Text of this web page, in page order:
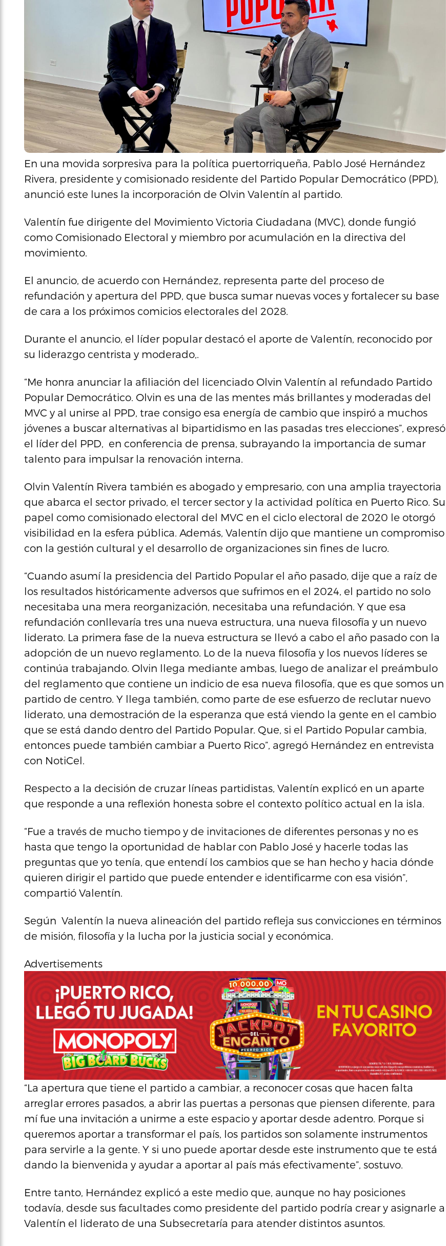
En una movida sorpresiva para la política puertorriqueña, Pablo José Hernández
Rivera, presidente y comisionado residente del Partido Popular Democrático (PPD),
anunció este lunes la incorporación de Olvin Valentín al partido.
Valentín fue dirigente del Movimiento Victoria Ciudadana (MVC), donde fungió
como Comisionado Electoral y miembro por acumulación en la directiva del
movimiento.
El anuncio, de acuerdo con Hernández, representa parte del proceso de
refundación y apertura del PPD, que busca sumar nuevas voces y fortalecer su base
de cara a los próximos comicios electorales del 2028.
Durante el anuncio, el líder popular destacó el aporte de Valentín, reconocido por
su liderazgo centrista y moderado,.
“Me honra anunciar la afiliación del licenciado Olvin Valentín al refundado Partido
Popular Democrático. Olvin es una de las mentes más brillantes y moderadas del
MVC y al unirse al PPD, trae consigo esa energía de cambio que inspiró a muchos
jóvenes a buscar alternativas al bipartidismo en las pasadas tres elecciones”, expresó
el líder del PPD, en conferencia de prensa, subrayando la importancia de sumar
talento para impulsar la renovación interna.
Olvin Valentín Rivera también es abogado y empresario, con una amplia trayectoria
que abarca el sector privado, el tercer sector y la actividad política en Puerto Rico. Su
papel como comisionado electoral del MVC en el ciclo electoral de 2020 le otorgó
visibilidad en la esfera pública. Además, Valentín dijo que mantiene un compromiso
con la gestión cultural y el desarrollo de organizaciones sin fines de lucro.
“Cuando asumí la presidencia del Partido Popular el año pasado, dije que a raíz de
los resultados históricamente adversos que sufrimos en el 2024, el partido no solo
necesitaba una mera reorganización, necesitaba una refundación. Y que esa
refundación conllevaría tres una nueva estructura, una nueva filosofía y un nuevo
liderato. La primera fase de la nueva estructura se llevó a cabo el año pasado con la
adopción de un nuevo reglamento. Lo de la nueva filosofía y los nuevos líderes se
continúa trabajando. Olvin llega mediante ambas, luego de analizar el preámbulo
del reglamento que contiene un indicio de esa nueva filosofía, que es que somos un
partido de centro. Y llega también, como parte de ese esfuerzo de reclutar nuevo
liderato, una demostración de la esperanza que está viendo la gente en el cambio
que se está dando dentro del Partido Popular. Que, si el Partido Popular cambia,
entonces puede también cambiar a Puerto Rico”, agregó Hernández en entrevista
con NotiCel.
Respecto a la decisión de cruzar líneas partidistas, Valentín explicó en un aparte
que responde a una reflexión honesta sobre el contexto político actual en la isla.
“Fue a través de mucho tiempo y de invitaciones de diferentes personas y no es
hasta que tengo la oportunidad de hablar con Pablo José y hacerle todas las
preguntas que yo tenía, que entendí los cambios que se han hecho y hacia dónde
quieren dirigir el partido que puede entender e identificarme con esa visión”,
compartió Valentín.
Según Valentín la nueva alineación del partido refleja sus convicciones en términos
de misión, filosofía y la lucha por la justicia social y económica.
Advertisements
“La apertura que tiene el partido a cambiar, a reconocer cosas que hacen falta
arreglar errores pasados, a abrir las puertas a personas que piensen diferente, para
mí fue una invitación a unirme a este espacio y aportar desde adentro. Porque si
queremos aportar a transformar el país, los partidos son solamente instrumentos
para servirle a la gente. Y si uno puede aportar desde este instrumento que te está
dando la bienvenida y ayudar a aportar al país más efectivamente”, sostuvo.
Entre tanto, Hernández explicó a este medio que, aunque no hay posiciones
todavía, desde sus facultades como presidente del partido podría crear y asignarle a
Valentín el liderato de una Subsecretaría para atender distintos asuntos.